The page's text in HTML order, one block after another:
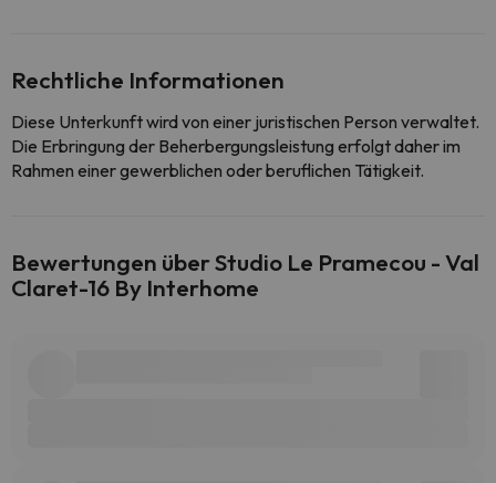
Rechtliche Informationen
Diese Unterkunft wird von einer juristischen Person verwaltet.
Die Erbringung der Beherbergungsleistung erfolgt daher im
Rahmen einer gewerblichen oder beruflichen Tätigkeit.
Bewertungen über Studio Le Pramecou - Val
Claret-16 By Interhome